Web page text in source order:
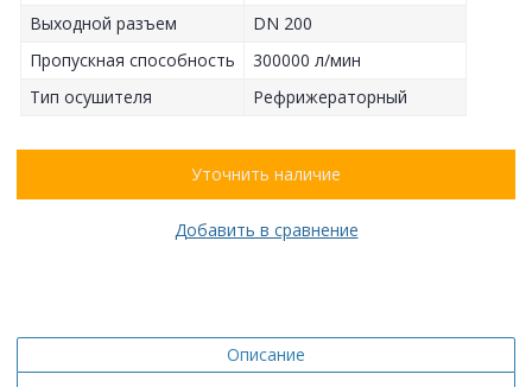
Выходной разъем
DN 200
Пропускная способность
300000 л/мин
Тип осушителя
Рефрижераторный
Уточнить наличие
Добавить в сравнение
Описание